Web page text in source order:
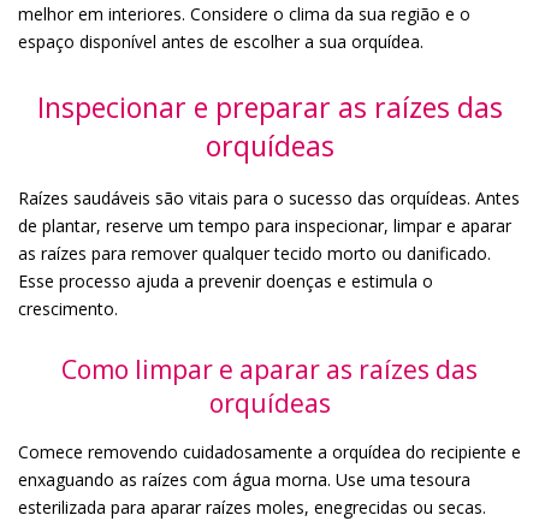
melhor em interiores. Considere o clima da sua região e o
espaço disponível antes de escolher a sua orquídea.
Inspecionar e preparar as raízes das
orquídeas
Raízes saudáveis são vitais para o sucesso das orquídeas. Antes
de plantar, reserve um tempo para inspecionar, limpar e aparar
as raízes para remover qualquer tecido morto ou danificado.
Esse processo ajuda a prevenir doenças e estimula o
crescimento.
Como limpar e aparar as raízes das
orquídeas
Comece removendo cuidadosamente a orquídea do recipiente e
enxaguando as raízes com água morna. Use uma tesoura
esterilizada para aparar raízes moles, enegrecidas ou secas.